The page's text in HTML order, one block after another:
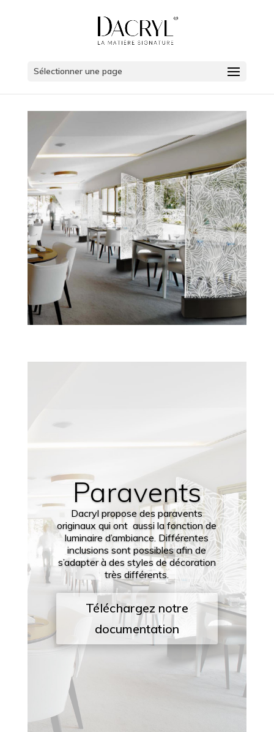
Sélectionner une page
Paravents
Dacryl propose des paravents
originaux qui ont aussi la fonction de
luminaire d’ambiance. Différentes
inclusions sont possibles afin de
s’adapter à des styles de décoration
très différents.
Téléchargez notre
documentation